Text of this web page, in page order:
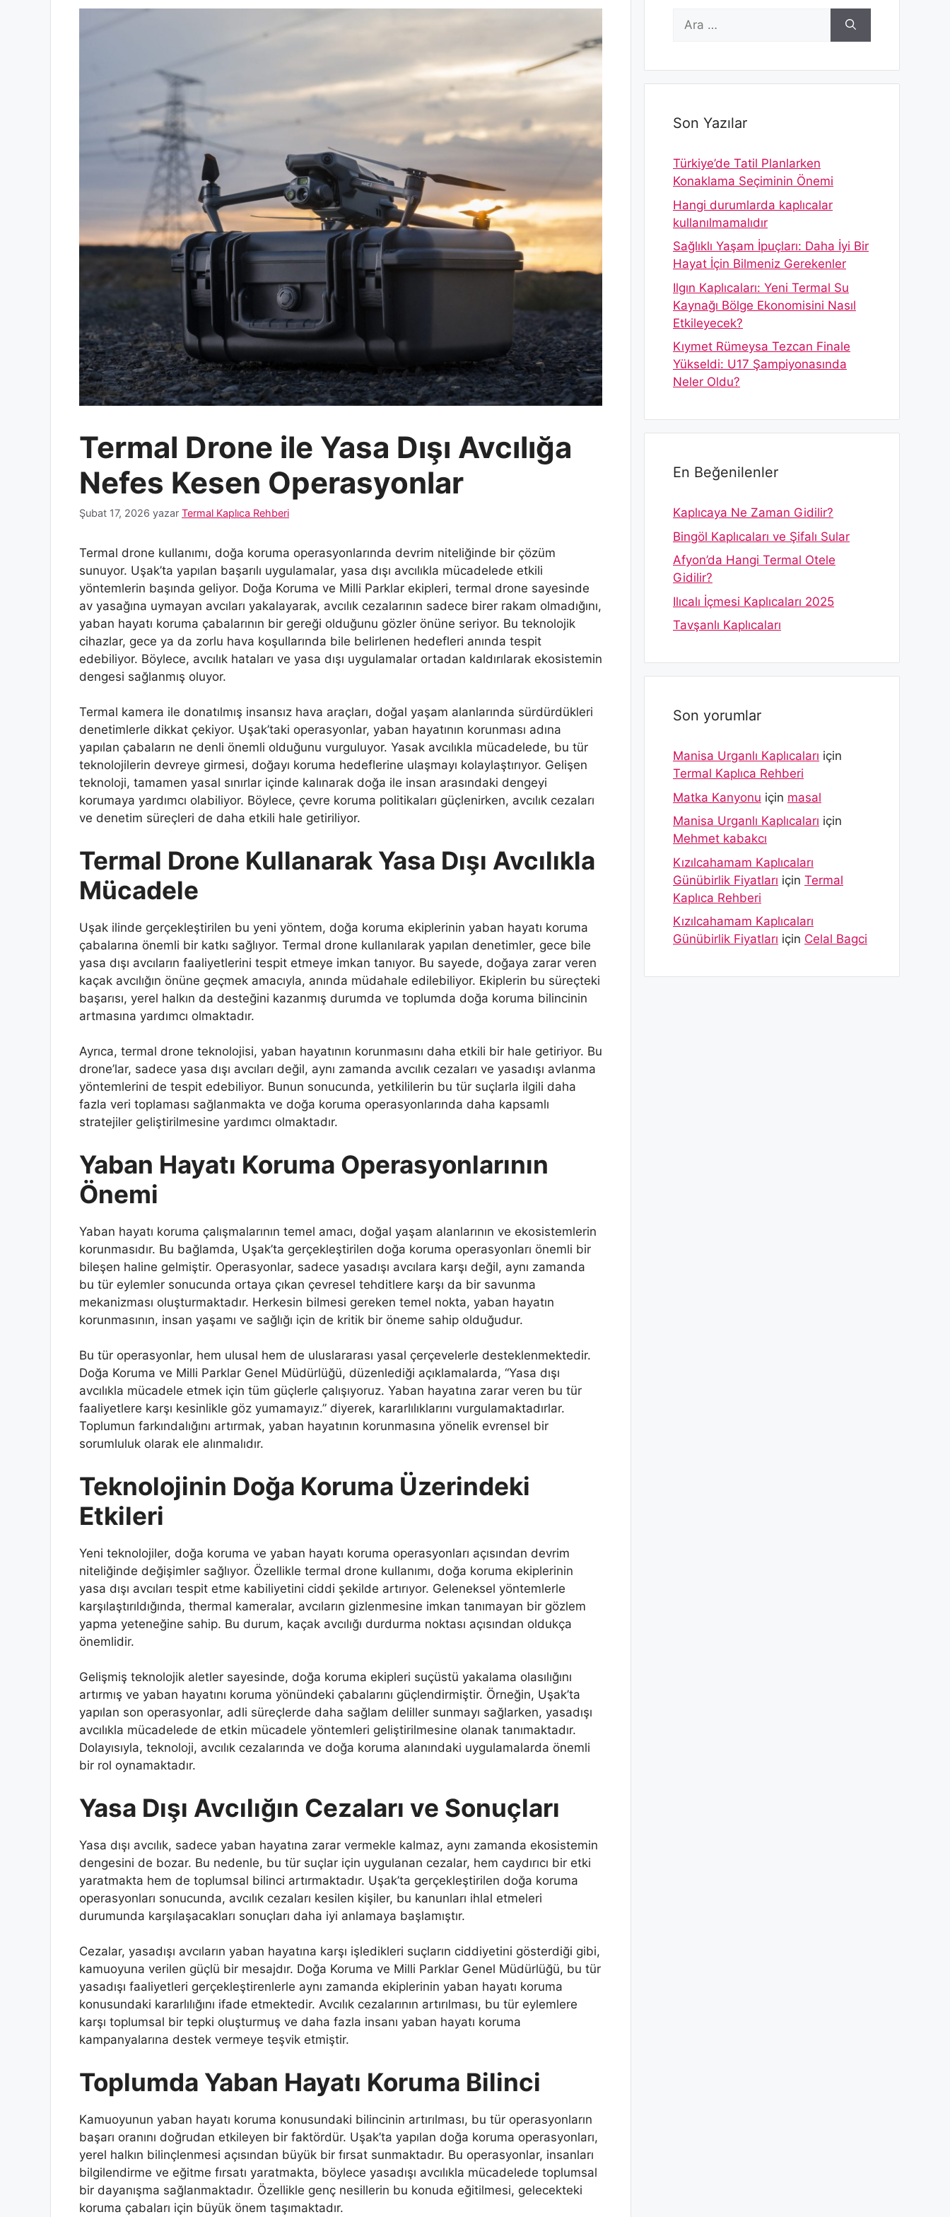
Termal Drone ile Yasa Dışı Avcılığa
Nefes Kesen Operasyonlar
Şubat 17, 2026 yazar Termal Kaplıca Rehberi
Termal drone kullanımı, doğa koruma operasyonlarında devrim niteliğinde bir çözüm
sunuyor. Uşak’ta yapılan başarılı uygulamalar, yasa dışı avcılıkla mücadelede etkili
yöntemlerin başında geliyor. Doğa Koruma ve Milli Parklar ekipleri, termal drone sayesinde
av yasağına uymayan avcıları yakalayarak, avcılık cezalarının sadece birer rakam olmadığını,
yaban hayatı koruma çabalarının bir gereği olduğunu gözler önüne seriyor. Bu teknolojik
cihazlar, gece ya da zorlu hava koşullarında bile belirlenen hedefleri anında tespit
edebiliyor. Böylece, avcılık hataları ve yasa dışı uygulamalar ortadan kaldırılarak ekosistemin
dengesi sağlanmış oluyor.
Termal kamera ile donatılmış insansız hava araçları, doğal yaşam alanlarında sürdürdükleri
denetimlerle dikkat çekiyor. Uşak’taki operasyonlar, yaban hayatının korunması adına
yapılan çabaların ne denli önemli olduğunu vurguluyor. Yasak avcılıkla mücadelede, bu tür
teknolojilerin devreye girmesi, doğayı koruma hedeflerine ulaşmayı kolaylaştırıyor. Gelişen
teknoloji, tamamen yasal sınırlar içinde kalınarak doğa ile insan arasındaki dengeyi
korumaya yardımcı olabiliyor. Böylece, çevre koruma politikaları güçlenirken, avcılık cezaları
ve denetim süreçleri de daha etkili hale getiriliyor.
Termal Drone Kullanarak Yasa Dışı Avcılıkla
Mücadele
Uşak ilinde gerçekleştirilen bu yeni yöntem, doğa koruma ekiplerinin yaban hayatı koruma
çabalarına önemli bir katkı sağlıyor. Termal drone kullanılarak yapılan denetimler, gece bile
yasa dışı avcıların faaliyetlerini tespit etmeye imkan tanıyor. Bu sayede, doğaya zarar veren
kaçak avcılığın önüne geçmek amacıyla, anında müdahale edilebiliyor. Ekiplerin bu süreçteki
başarısı, yerel halkın da desteğini kazanmış durumda ve toplumda doğa koruma bilincinin
artmasına yardımcı olmaktadır.
Ayrıca, termal drone teknolojisi, yaban hayatının korunmasını daha etkili bir hale getiriyor. Bu
drone’lar, sadece yasa dışı avcıları değil, aynı zamanda avcılık cezaları ve yasadışı avlanma
yöntemlerini de tespit edebiliyor. Bunun sonucunda, yetkililerin bu tür suçlarla ilgili daha
fazla veri toplaması sağlanmakta ve doğa koruma operasyonlarında daha kapsamlı
stratejiler geliştirilmesine yardımcı olmaktadır.
Yaban Hayatı Koruma Operasyonlarının
Önemi
Yaban hayatı koruma çalışmalarının temel amacı, doğal yaşam alanlarının ve ekosistemlerin
korunmasıdır. Bu bağlamda, Uşak’ta gerçekleştirilen doğa koruma operasyonları önemli bir
bileşen haline gelmiştir. Operasyonlar, sadece yasadışı avcılara karşı değil, aynı zamanda
bu tür eylemler sonucunda ortaya çıkan çevresel tehditlere karşı da bir savunma
mekanizması oluşturmaktadır. Herkesin bilmesi gereken temel nokta, yaban hayatın
korunmasının, insan yaşamı ve sağlığı için de kritik bir öneme sahip olduğudur.
Bu tür operasyonlar, hem ulusal hem de uluslararası yasal çerçevelerle desteklenmektedir.
Doğa Koruma ve Milli Parklar Genel Müdürlüğü, düzenlediği açıklamalarda, “Yasa dışı
avcılıkla mücadele etmek için tüm güçlerle çalışıyoruz. Yaban hayatına zarar veren bu tür
faaliyetlere karşı kesinlikle göz yumamayız.” diyerek, kararlılıklarını vurgulamaktadırlar.
Toplumun farkındalığını artırmak, yaban hayatının korunmasına yönelik evrensel bir
sorumluluk olarak ele alınmalıdır.
Teknolojinin Doğa Koruma Üzerindeki
Etkileri
Yeni teknolojiler, doğa koruma ve yaban hayatı koruma operasyonları açısından devrim
niteliğinde değişimler sağlıyor. Özellikle termal drone kullanımı, doğa koruma ekiplerinin
yasa dışı avcıları tespit etme kabiliyetini ciddi şekilde artırıyor. Geleneksel yöntemlerle
karşılaştırıldığında, thermal kameralar, avcıların gizlenmesine imkan tanımayan bir gözlem
yapma yeteneğine sahip. Bu durum, kaçak avcılığı durdurma noktası açısından oldukça
önemlidir.
Gelişmiş teknolojik aletler sayesinde, doğa koruma ekipleri suçüstü yakalama olasılığını
artırmış ve yaban hayatını koruma yönündeki çabalarını güçlendirmiştir. Örneğin, Uşak’ta
yapılan son operasyonlar, adli süreçlerde daha sağlam deliller sunmayı sağlarken, yasadışı
avcılıkla mücadelede de etkin mücadele yöntemleri geliştirilmesine olanak tanımaktadır.
Dolayısıyla, teknoloji, avcılık cezalarında ve doğa koruma alanındaki uygulamalarda önemli
bir rol oynamaktadır.
Yasa Dışı Avcılığın Cezaları ve Sonuçları
Yasa dışı avcılık, sadece yaban hayatına zarar vermekle kalmaz, aynı zamanda ekosistemin
dengesini de bozar. Bu nedenle, bu tür suçlar için uygulanan cezalar, hem caydırıcı bir etki
yaratmakta hem de toplumsal bilinci artırmaktadır. Uşak’ta gerçekleştirilen doğa koruma
operasyonları sonucunda, avcılık cezaları kesilen kişiler, bu kanunları ihlal etmeleri
durumunda karşılaşacakları sonuçları daha iyi anlamaya başlamıştır.
Cezalar, yasadışı avcıların yaban hayatına karşı işledikleri suçların ciddiyetini gösterdiği gibi,
kamuoyuna verilen güçlü bir mesajdır. Doğa Koruma ve Milli Parklar Genel Müdürlüğü, bu tür
yasadışı faaliyetleri gerçekleştirenlerle aynı zamanda ekiplerinin yaban hayatı koruma
konusundaki kararlılığını ifade etmektedir. Avcılık cezalarının artırılması, bu tür eylemlere
karşı toplumsal bir tepki oluşturmuş ve daha fazla insanı yaban hayatı koruma
kampanyalarına destek vermeye teşvik etmiştir.
Toplumda Yaban Hayatı Koruma Bilinci
Kamuoyunun yaban hayatı koruma konusundaki bilincinin artırılması, bu tür operasyonların
başarı oranını doğrudan etkileyen bir faktördür. Uşak’ta yapılan doğa koruma operasyonları,
yerel halkın bilinçlenmesi açısından büyük bir fırsat sunmaktadır. Bu operasyonlar, insanları
bilgilendirme ve eğitme fırsatı yaratmakta, böylece yasadışı avcılıkla mücadelede toplumsal
bir dayanışma sağlanmaktadır. Özellikle genç nesillerin bu konuda eğitilmesi, gelecekteki
koruma çabaları için büyük önem taşımaktadır.
için
Son Yazılar
Türkiye’de Tatil Planlarken
Konaklama Seçiminin Önemi
Hangi durumlarda kaplıcalar
kullanılmamalıdır
Sağlıklı Yaşam İpuçları: Daha İyi Bir
Hayat İçin Bilmeniz Gerekenler
Ilgın Kaplıcaları: Yeni Termal Su
Kaynağı Bölge Ekonomisini Nasıl
Etkileyecek?
Kıymet Rümeysa Tezcan Finale
Yükseldi: U17 Şampiyonasında
Neler Oldu?
En Beğenilenler
Kaplıcaya Ne Zaman Gidilir?
Bingöl Kaplıcaları ve Şifalı Sular
Afyon’da Hangi Termal Otele
Gidilir?
Ilıcalı İçmesi Kaplıcaları 2025
Tavşanlı Kaplıcaları
Son yorumlar
Manisa Urganlı Kaplıcaları için
Termal Kaplıca Rehberi
Matka Kanyonu için masal
Manisa Urganlı Kaplıcaları için
Mehmet kabakcı
Kızılcahamam Kaplıcaları
Günübirlik Fiyatları için Termal
Kaplıca Rehberi
Kızılcahamam Kaplıcaları
Günübirlik Fiyatları için Celal Bagci